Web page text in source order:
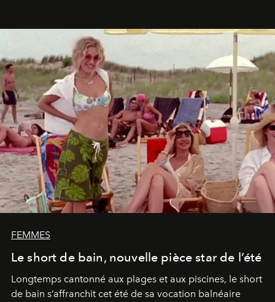
FEMMES
Le short de bain, nouvelle pièce star de l’été
Longtemps cantonné aux plages et aux piscines, le short
de bain s’affranchit cet été de sa vocation balnéaire